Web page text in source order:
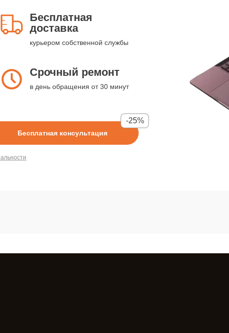
Бесплатная
доставка
курьером собственной службы
Срочный ремонт
в день обращения от 30 минут
Бесплатная консультация
-25%